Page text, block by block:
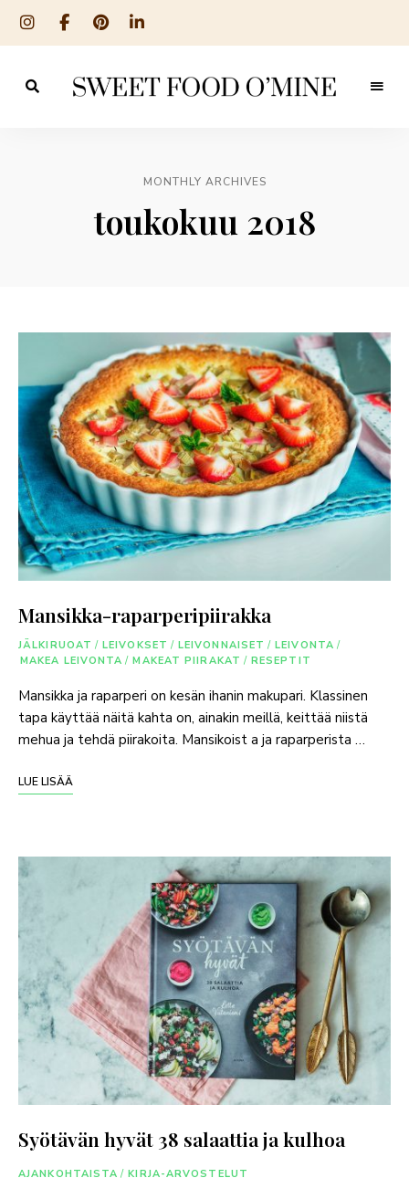
´Mine
MONTHLY ARCHIVES
toukokuu 2018
Mansikka-raparperipiirakka
JÄLKIRUOAT / LEIVOKSET / LEIVONNAISET / LEIVONTA /
MAKEA LEIVONTA / MAKEAT PIIRAKAT / RESEPTIT
Mansikka ja raparperi on kesän ihanin makupari. Klassinen
tapa käyttää näitä kahta on, ainakin meillä, keittää niistä
mehua ja tehdä piirakoita. Mansikoist a ja raparperista …
LUE LISÄÄ
Syötävän hyvät 38 salaattia ja kulhoa
AJANKOHTAISTA / KIRJA-ARVOSTELUT